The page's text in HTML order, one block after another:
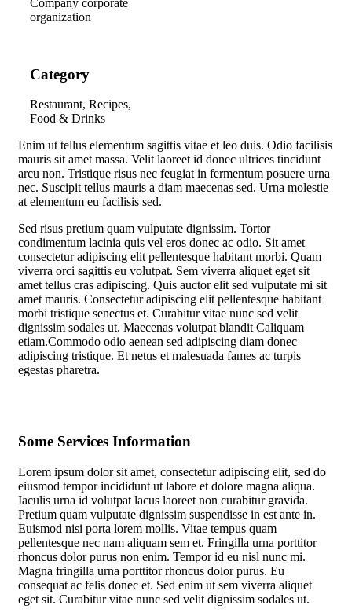
Company corporate
organization
Category
Restaurant, Recipes,
Food & Drinks
Enim ut tellus elementum sagittis vitae et leo duis. Odio facilisis
mauris sit amet massa. Velit laoreet id donec ultrices tincidunt
arcu non. Tristique risus nec feugiat in fermentum posuere urna
nec. Suscipit tellus mauris a diam maecenas sed. Urna molestie
at elementum eu facilisis sed.
Sed risus pretium quam vulputate dignissim. Tortor
condimentum lacinia quis vel eros donec ac odio. Sit amet
consectetur adipiscing elit pellentesque habitant morbi. Quam
viverra orci sagittis eu volutpat. Sem viverra aliquet eget sit
amet tellus cras adipiscing. Quis auctor elit sed vulputate mi sit
amet mauris. Consectetur adipiscing elit pellentesque habitant
morbi tristique senectus et. Curabitur vitae nunc sed velit
dignissim sodales ut. Maecenas volutpat blandit Caliquam
etiam.Commodo odio aenean sed adipiscing diam donec
adipiscing tristique. Et netus et malesuada fames ac turpis
egestas pharetra.
Some Services Information
Lorem ipsum dolor sit amet, consectetur adipiscing elit, sed do
eiusmod tempor incididunt ut labore et dolore magna aliqua.
Iaculis urna id volutpat lacus laoreet non curabitur gravida.
Pretium quam vulputate dignissim suspendisse in est ante in.
Euismod nisi porta lorem mollis. Vitae tempus quam
pellentesque nec nam aliquam sem et. Fringilla urna porttitor
rhoncus dolor purus non enim. Tempor id eu nisl nunc mi.
Magna fringilla urna porttitor rhoncus dolor purus. Eu
consequat ac felis donec et. Sed enim ut sem viverra aliquet
eget sit. Curabitur vitae nunc sed velit dignissim sodales ut.